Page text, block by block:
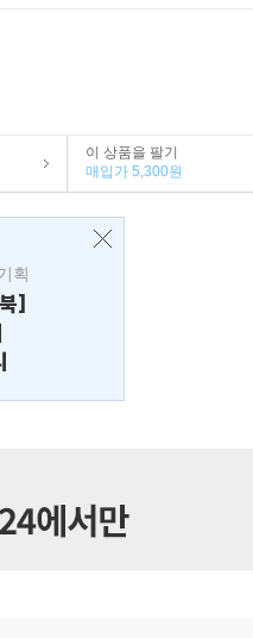
이 상품을 팔기
매입가 5,300원
획
]